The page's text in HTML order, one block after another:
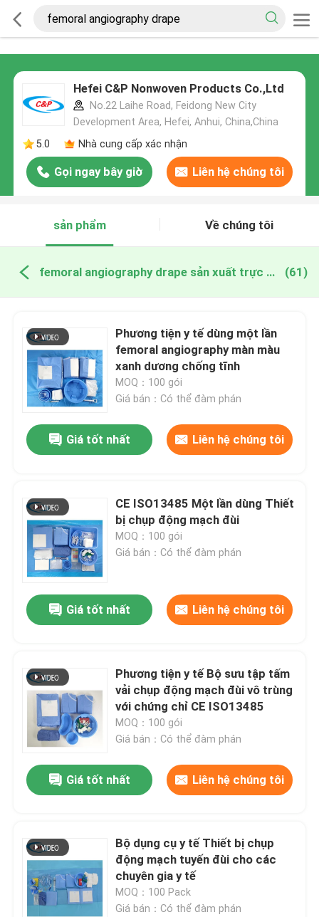
Hefei C&P Nonwoven Products Co.,Ltd
No.22 Laihe Road, Feidong New City
Development Area, Hefei, Anhui, China,China
5.0
Nhà cung cấp xác nhận
Gọi ngay bây giờ Liên hệ chúng tôi
sản phẩm Về chúng tôi
femoral angiography drape sản xuất trực tuyến (61)
Phương tiện y tế dùng một lần
femoral angiography màn màu
xanh dương chống tĩnh
MOQ：100 gói
Giá bán：Có thể đàm phán
Giá tốt nhất Liên hệ chúng tôi
CE ISO13485 Một lần dùng Thiết
bị chụp động mạch đùi
MOQ：100 gói
Giá bán：Có thể đàm phán
Giá tốt nhất Liên hệ chúng tôi
Phương tiện y tế Bộ sưu tập tấm
vải chụp động mạch đùi vô trùng
với chứng chỉ CE ISO13485
MOQ：100 gói
Giá bán：Có thể đàm phán
Giá tốt nhất Liên hệ chúng tôi
Bộ dụng cụ y tế Thiết bị chụp
động mạch tuyến đùi cho các
chuyên gia y tế
MOQ：100 Pack
Giá bán：Có thể đàm phán